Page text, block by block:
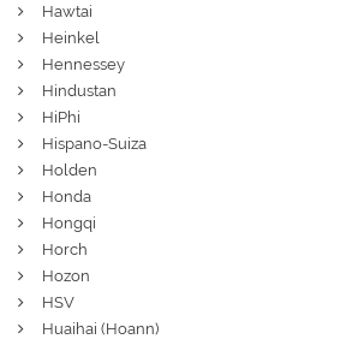
Hawtai
Heinkel
Hennessey
Hindustan
HiPhi
Hispano-Suiza
Holden
Honda
Hongqi
Horch
Hozon
HSV
Huaihai (Hoann)